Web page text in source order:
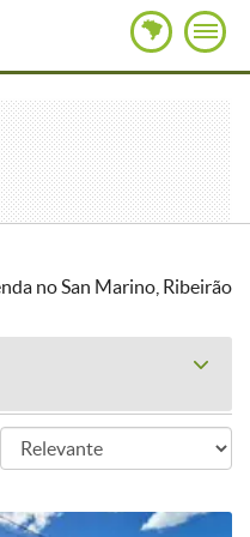
no San Marino, Ribeirão